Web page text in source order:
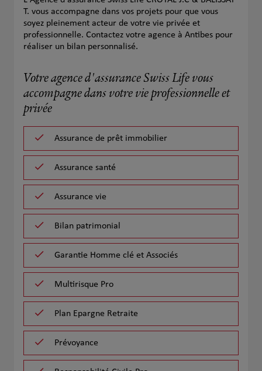
T. vous accompagne dans vos projets pour que vous
soyez pleinement acteur de votre vie privée et
professionnelle. Contactez votre agence à Antibes pour
réaliser un bilan personnalisé.
Votre agence d'assurance Swiss Life vous
accompagne dans votre vie professionnelle et
privée
Assurance de prêt immobilier
Assurance santé
Assurance vie
Bilan patrimonial
Garantie Homme clé et Associés
Multirisque Pro
Plan Epargne Retraite
Prévoyance